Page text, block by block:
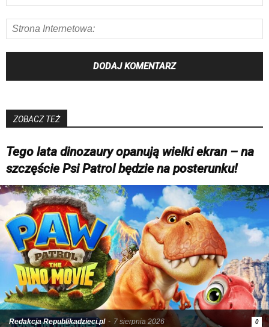
ZOBACZ TEŻ
Tego lata dinozaury opanują wielki ekran – na
szczęście Psi Patrol będzie na posterunku!
Redakcja Republikadzieci.pl - 7 sierpnia 2026 0